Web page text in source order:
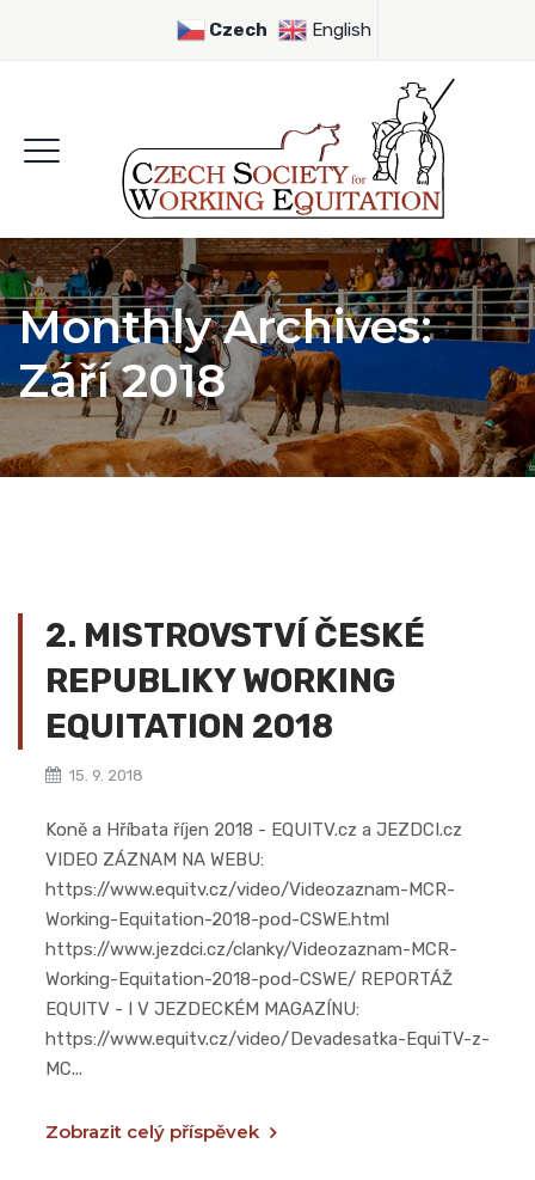
Czech English
Monthly Archives:
Září 2018
2. MISTROVSTVÍ ČESKÉ
REPUBLIKY WORKING
EQUITATION 2018
15. 9. 2018
Koně a Hříbata říjen 2018 - EQUITV.cz a JEZDCI.cz
VIDEO ZÁZNAM NA WEBU:
https://www.equitv.cz/video/Videozaznam-MCR-
Working-Equitation-2018-pod-CSWE.html
https://www.jezdci.cz/clanky/Videozaznam-MCR-
Working-Equitation-2018-pod-CSWE/ REPORTÁŽ
EQUITV - I V JEZDECKÉM MAGAZÍNU:
https://www.equitv.cz/video/Devadesatka-EquiTV-z-
MC...
Zobrazit celý příspěvek